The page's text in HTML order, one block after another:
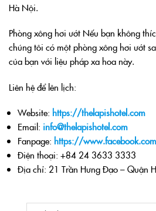
Hà Nội.
Phòng xông hơi ướt Nếu bạn không
chúng tôi có một phòng xông hơi ướt
của bạn với liệu pháp xa hoa này.
Liên hệ để lên lịch:
Website: https://thelapishotel.com
Email: info@thelapishotel.com
Fanpage: https://
Điện thoại: +84 24 3633 3333
Địa chỉ: 21 Trần Hưng Đạo – Quận